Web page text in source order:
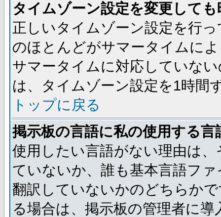
タイムゾーン設定を変更して
正しいタイムゾーン設定を行
のほとんどがサマータイムに
サマータイムに対応していな
は、タイムゾーン設定を1時間
トップに戻る
掲示板の言語に私の使用する
使用したい言語がない理由は
ていないか、誰も基本言語フ
翻訳していないかのどちらか
る場合は、掲示板の管理者に